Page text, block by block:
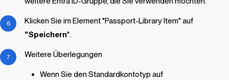
Klicken Sie im Element "Passport-Library Item" auf
"Speichern".
Weitere Überlegungen
Wenn Sie den Standardkontotyp auf